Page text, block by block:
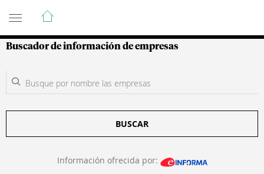
Guía de Empresas Colombianas
Buscador de información de empresas
BUSCAR
Información ofrecida por: